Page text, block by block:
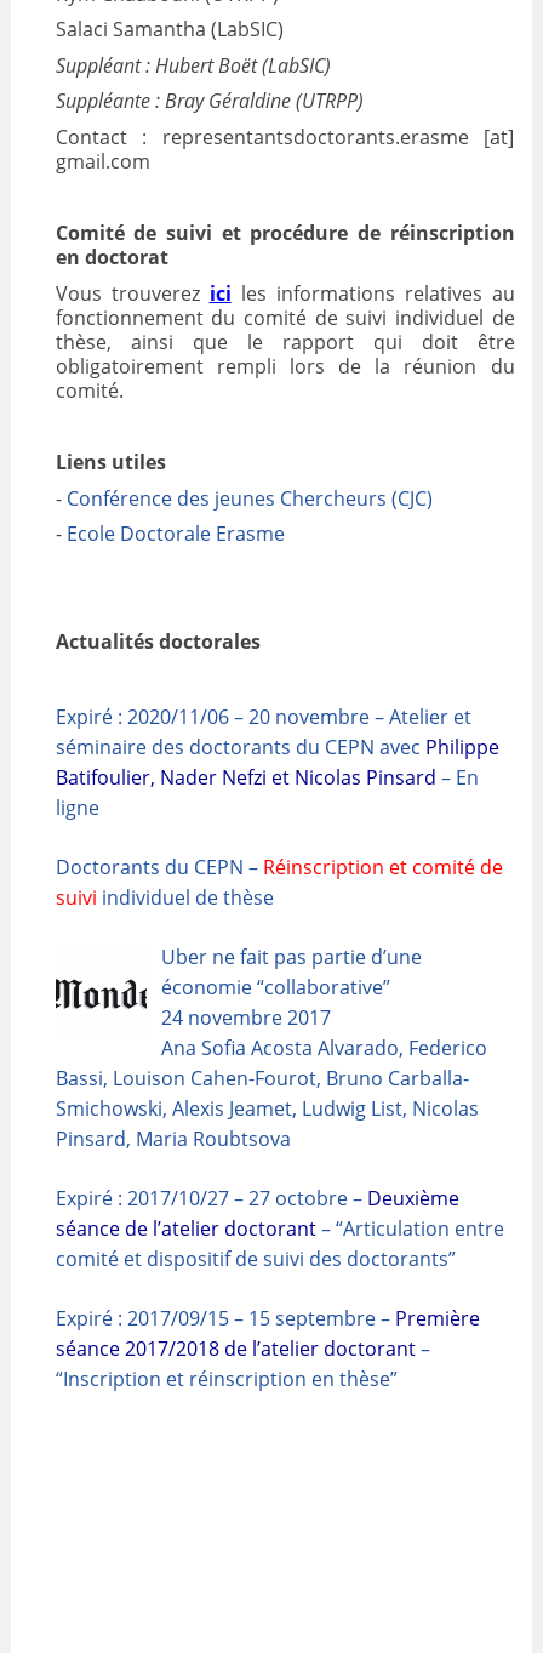
Salaci Samantha (LabSIC)
Suppléant : Hubert Boët (LabSIC)
Suppléante : Bray Géraldine (UTRPP)
Contact : representantsdoctorants.erasme [at]
gmail.com
Comité de suivi et procédure de réinscription
en doctorat
Vous trouverez ici les informations relatives au
fonctionnement du comité de suivi individuel de
thèse, ainsi que le rapport qui doit être
obligatoirement rempli lors de la réunion du
comité.
Liens utiles
- Conférence des jeunes Chercheurs (CJC)
- Ecole Doctorale Erasme
Actualités doctorales
Expiré : 2020/11/06 – 20 novembre – Atelier et
séminaire des doctorants du CEPN avec Philippe
Batifoulier, Nader Nefzi et Nicolas Pinsard – En
ligne
Doctorants du CEPN – Réinscription et comité de
suivi individuel de thèse
Uber ne fait pas partie d’une
économie “collaborative”
24 novembre 2017
Ana Sofia Acosta Alvarado, Federico
Bassi, Louison Cahen-Fourot, Bruno Carballa-
Smichowski, Alexis Jeamet, Ludwig List, Nicolas
Pinsard, Maria Roubtsova
Expiré : 2017/10/27 – 27 octobre – Deuxième
séance de l’atelier doctorant– “Articulation entre
comité et dispositif de suivi des doctorants”
Expiré : 2017/09/15 – 15 septembre – Première
séance 2017/2018 de l’atelier doctorant–
“Inscription et réinscription en thèse”